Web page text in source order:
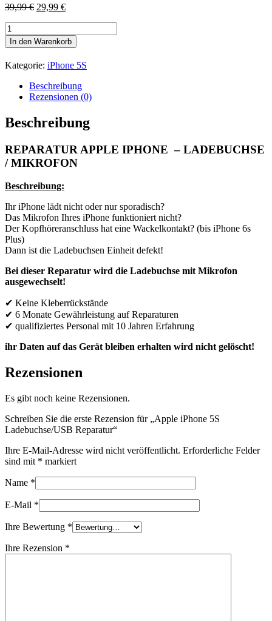
39,99€ Ursprünglicher
39,99 €
29,99 €Aktueller
29,99 €.
Apple
iPhone
5S
Ladebuchse/USB
Reparatur
Menge
In den Warenkorb
Kategorie: iPhone 5S
Beschreibung
Rezensionen (0)
Beschreibung
REPARATUR APPLE IPHONE – LADEBUCHSE
/ MIKROFON
Beschreibung:
Ihr iPhone lädt nicht oder nur sporadisch?
Das Mikrofon Ihres iPhone funktioniert nicht?
Der Kopfhöreranschluss hat eine Wackelkontakt? (bis iPhone 6s
Plus)
Dann ist die Ladebuchsen Einheit defekt!
Bei dieser Reparatur wird die Ladebuchse mit Mikrofon
ausgewechselt!
✔ Keine Kleberrückstände
✔ 6 Monate Gewährleistung auf Reparaturen
✔ qualifiziertes Personal mit 10 Jahren Erfahrung
ihr Daten auf das Gerät bleiben erhalten wird nicht gelöscht!
Rezensionen
Es gibt noch keine Rezensionen.
Schreiben Sie die erste Rezension für „Apple iPhone 5S
Ladebuchse/USB Reparatur“
Ihre E-Mail-Adresse wird nicht veröffentlicht. Erforderliche Felder
sind mit * markiert
Name *
E-Mail *
Ihre Bewertung *
Ihre Rezension *